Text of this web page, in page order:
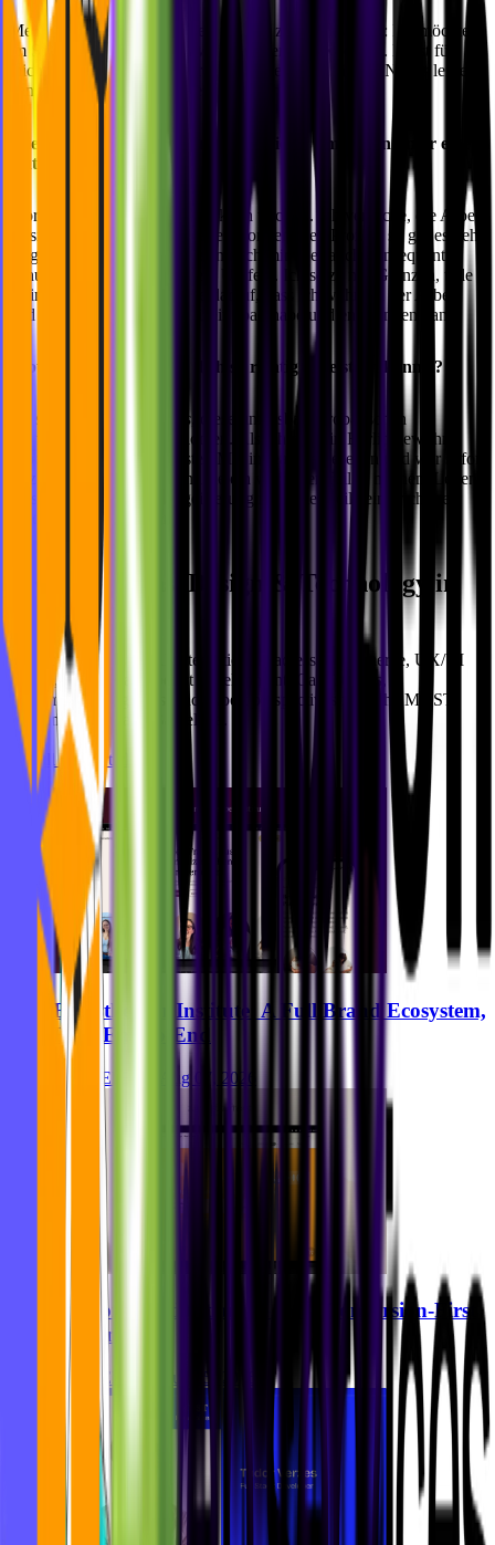
Meine langfristigen Karriereziele sind ziemlich simpel: Ich möchte
im Software Development weiter lernen und wachsen. Es ist für
mich einer der wenigen Bereiche, in dem man täglich Neues lernen
kann - das gefällt mir am besten an dem Job!
Wie bringst Du Privates und Berufliches am besten unter einen
Hut?
Work-Life-Balance ist mir wirklich wichtig. Ich versuche, die Arbeit
an sich nicht als Arbeit zu sehen, sondern den Prozess so gut es geht
zu genießen. Gleichzeitig nehme ich mir aber auch konsequent
genug Zeit für mich und mein Umfeld. Ich setze mir Grenzen, teile
meine Zeit gut ein und achte darauf, dass ich während der Arbeit
und natürlich in meiner Freizeit Spaß habe und entspannen kann.
Gibt es etwas, wofür Du dich so richtig begeistern kannst?
Ich stehe total auf Castells , diese unfassbar akrobatischen
Menschentürme aus Katalonien. Als ich noch in Berlin gewohnt
habe, habe ich sie zum ersten Mal in real life gesehen und war sofort
fasziniert. Und seitdem sind sie ein wichtiger Teil in meinem Leben.
Aus der anfänglichen Begeisterung ist mittlerweile eine richtige
Newsroom
Ideas, Design & Technology in
Motion
Practical insights on AI integration, headless e-commerce, UX/UI
design, and digital product development. Case studies,
implementation guides, and expert perspectives from the MVST
team in Munich and Barcelona.
See all blog articles
Breastkeeper Institute: A Full Brand Ecosystem,
Built End-to-End
Ghida El Badri Aug 07, 2026
Zurhorst Meditation Shop: A Conversion-First
Relaunch
Ghida El Badri Aug 05, 2026